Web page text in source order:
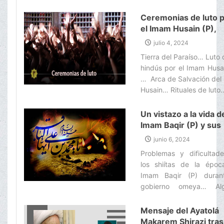
Ceremonias de luto
el Imam Husain (P),
milagros y virtudes
julio 4, 2024
Tierra del Paraíso… Luto
hindús por el Imam
… Arca de Salvación del
Husain… Rituales de
Un vistazo a la vida
Imam Baqir (P) y sus
extraordinarias
junio 6, 2024
Problemas y
los shiítas de la
Imam Baqir (P)
gobierno omeya…
del Imam Baqir (P)…‌
Mensaje del Ayatolá
Makarem Shirazi